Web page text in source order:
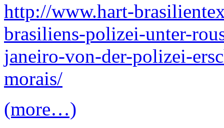
http://www.hart-
brasiliens-polizei-unter-
janeiro-von-der-polizei-
morais/
(more…)